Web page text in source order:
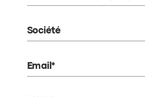
Société
Email*